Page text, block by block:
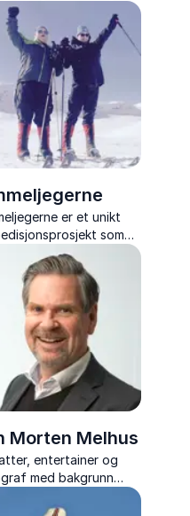
profilerte eksperter
kosthold og livsstil.
en solid bakgrunn som
i indremedisin og
års erfaring som
har han...
er et unikt
som
med én enkel idé: å
fysisk aktivitet som
for mestring og
hos mennesker
utviklingshemming. Det
begynte med en ...
Morten Melhus
entertainer og
med bakgrunn
siviløkonomi som
deg å øke